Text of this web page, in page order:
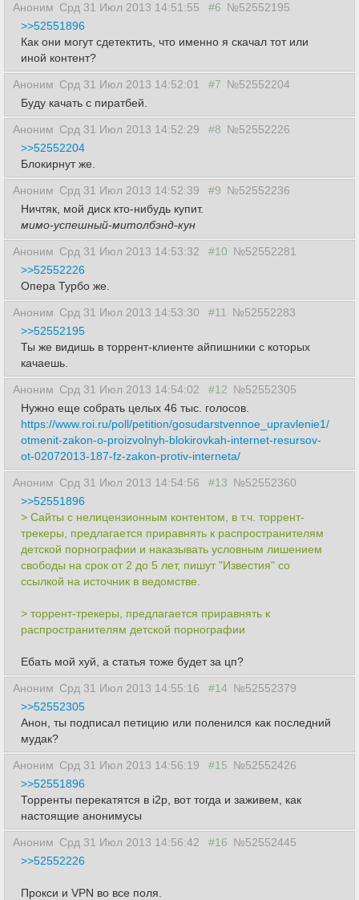
Аноним Срд 31 Июл 2013 14:51:55 #6 №52552195
>>52551896
Как они могут сдетектить, что именно я скачал тот или
иной контент?
Аноним Срд 31 Июл 2013 14:52:01 #7 №52552204
Буду качать с пиратбей.
Аноним Срд 31 Июл 2013 14:52:29 #8 №52552226
>>52552204
Блокирнут же.
Аноним Срд 31 Июл 2013 14:52:39 #9 №52552236
Ничтяк, мой диск кто-нибудь купит.
мимо-успешный-митолбэнд-кун
Аноним Срд 31 Июл 2013 14:53:32 #10 №52552281
>>52552226
Опера Турбо же.
Аноним Срд 31 Июл 2013 14:53:30 #11
№52552283
>>52552195
Ты же видишь в торрент-клиенте айпишники с которых
качаешь.
Аноним Срд 31 Июл 2013 14:54:02 #12 №52552305
Нужно еще собрать целых 46 тыс. голосов.
https://www.roi.ru/poll/petition/gosudarstvennoe_upravlenie1/
otmenit-zakon-o-proizvolnyh-blokirovkah-internet-resursov-
ot-02072013-187-fz-zakon-protiv-interneta/
Аноним Срд 31 Июл 2013 14:54:56 #13 №52552360
>>52551896
> Сайты с нелицензионным контентом, в т.ч. торрент-
трекеры, предлагается приравнять к распространителям
детской порнографии и наказывать условным лишением
свободы на срок от 2 до 5 лет, пишут "Известия" со
ссылкой на источник в ведомстве.
> торрент-трекеры, предлагается приравнять к
распространителям детской порнографии
Ебать мой хуй, а статья тоже будет за цп?
Аноним Срд 31 Июл 2013 14:55:16 #14 №52552379
>>52552305
Анон, ты подписал петицию или поленился как последний
мудак?
Аноним Срд 31 Июл 2013 14:56:19 #15 №52552426
>>52551896
Торренты перекатятся в i2p, вот тогда и заживем, как
настоящие анонимусы
Аноним Срд 31 Июл 2013 14:56:42 #16 №52552445
>>52552226
Прокси и VPN во все поля.